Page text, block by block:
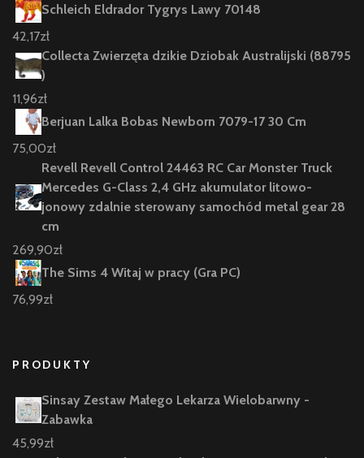
Schleich Eldrador Tygrys Lawy 70148
42,17zł
Collecta Zwierzęta dzikie Dziobak Australijski (88795
)
11,96zł
Berjuan Lalka Bobas Newborn 7079-17 30 Cm
75,00zł
Revell Revell Control 24463 RC Car Monster Truck
Mercedes G-Class 2,4 GHz akumulator litowo-
jonowy zdalnie sterowany samochód metal gear 28
cm
269,90zł
The Sims 4 Witaj w pracy (Gra PC)
76,99zł
PRODUKTY
Sinsay Zestaw Małego Lekarza Wielobarwny -
Zabawka
45,99zł